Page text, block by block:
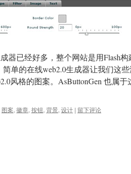
器已经好多，整个网站是用Flash构
单的在线web2.0生成器让我们这
风格的图案。AsButtonGen 也属
图案, 徽章, 按钮, 背景, 设计 | 留下评论